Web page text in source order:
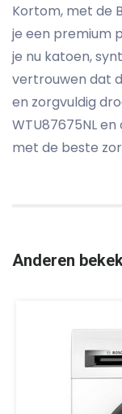
Kortom, met de
je een premium
je nu katoen,
vertrouwen dat
en zorgvuldig
WTU87675NL
met de beste
Anderen